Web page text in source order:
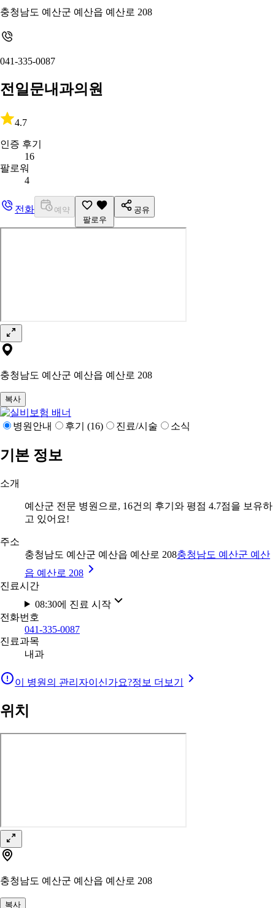
충청남도 예산군 예산읍 예산로 208
041-335-0087
전일문내과의원
4.7
인증 후기
16
팔로워
4
전화
예약
팔로우
공유
충청남도 예산군 예산읍 예산로 208
복사
병원안내 후기 (16) 진료/시술 소식
기본 정보
소개
예산군 전문 병원으로, 16건의 후기와 평점 4.7점을 보유하
고 있어요!
주소
충청남도 예산군 예산읍 예산로 208충청남도 예산군 예산
읍 예산로 208
진료시간
08:30에 진료 시작
전화번호
041-335-0087
진료과목
내과
이 병원의 관리자이신가요?정보 더보기
위치
충청남도 예산군 예산읍 예산로 208
복사